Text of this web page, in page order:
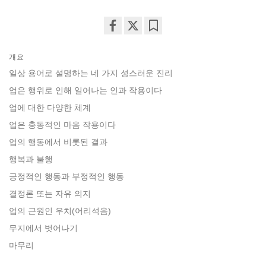
facebook
개요
일상 용어로 설명하는 네 가지 성스러운 진리
업은 행위로 인해 일어나는 인과 작용이다
업에 대한 다양한 체계
업은 충동적인 마음 작용이다
업의 행동에서 비롯된 결과
행복과 불행
긍정적인 행동과 부정적인 행동
결정론 또는 자유 의지
업의 근원인 우치(어리석음)
무지에서 벗어나기
마무리